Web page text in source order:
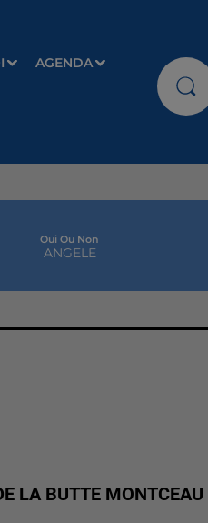
AGENDA
Oui Ou Non
ANGELE
LA BUTTE